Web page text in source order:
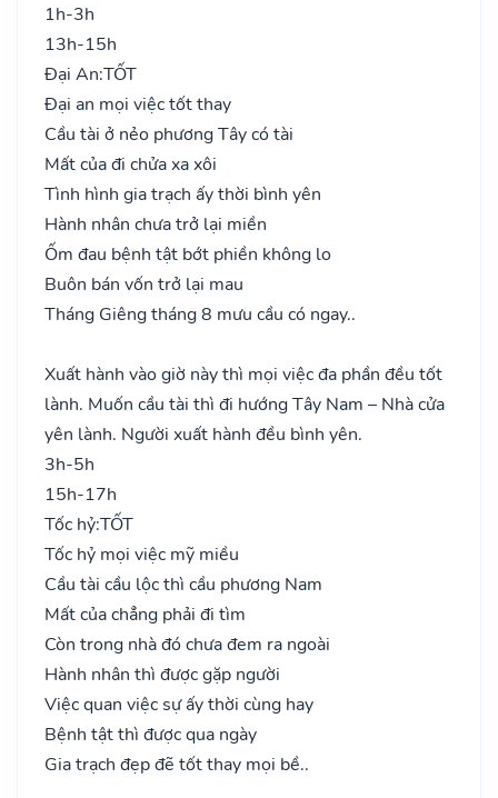
1h-3h
13h-15h
Đại An:TỐT
Đại an mọi việc tốt thay
Cầu tài ở nẻo phương Tây có tài
Mất của đi chửa xa xôi
Tình hình gia trạch ấy thời bình yên
Hành nhân chưa trở lại miền
Ốm đau bệnh tật bớt phiền không lo
Buôn bán vốn trở lại mau
Tháng Giêng tháng 8 mưu cầu có ngay..
Xuất hành vào giờ này thì mọi việc đa phần đều tốt
lành. Muốn cầu tài thì đi hướng Tây Nam – Nhà cửa
yên lành. Người xuất hành đều bình yên.
3h-5h
15h-17h
Tốc hỷ:TỐT
Tốc hỷ mọi việc mỹ miều
Cầu tài cầu lộc thì cầu phương Nam
Mất của chẳng phải đi tìm
Còn trong nhà đó chưa đem ra ngoài
Hành nhân thì được gặp người
Việc quan việc sự ấy thời cùng hay
Bệnh tật thì được qua ngày
Gia trạch đẹp đẽ tốt thay mọi bề..